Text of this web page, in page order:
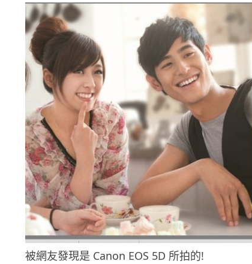
被網友發現是 Canon EOS 5D 所拍的!